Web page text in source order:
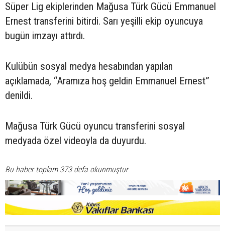
Süper Lig ekiplerinden Mağusa Türk Gücü Emmanuel
Ernest transferini bitirdi. Sarı yeşilli ekip oyuncuya
bugün imzayı attırdı.
Kulübün sosyal medya hesabından yapılan
açıklamada, “Aramıza hoş geldin Emmanuel Ernest”
denildi.
Mağusa Türk Gücü oyuncu transferini sosyal
medyada özel videoyla da duyurdu.
Bu haber toplam 373 defa okunmuştur